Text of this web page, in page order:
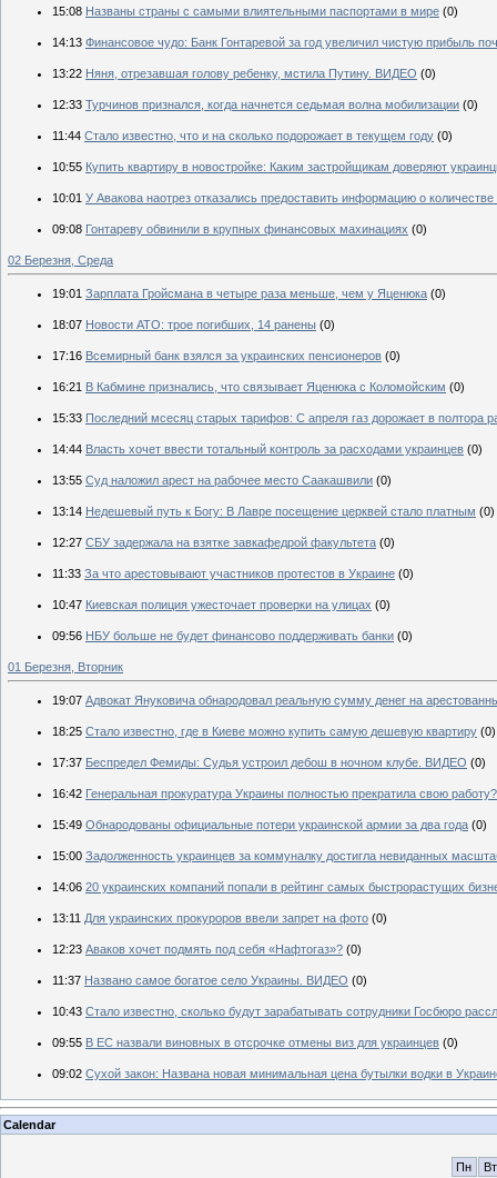
15:08 Названы страны с самыми влиятельными паспортами в мире (0)
14:13 Финансовое чудо: Банк Гонтаревой за год увеличил чистую прибыль
13:22 Няня, отрезавшая голову ребенку, мстила Путину. ВИДЕО (0)
12:33 Турчинов признался, когда начнется седьмая волна мобилизации (0)
11:44 Стало известно, что и на сколько подорожает в текущем году (0)
10:55 Купить квартиру в новостройке: Каким застройщикам доверяют
10:01 У Авакова наотрез отказались предоставить информацию о
09:08 Гонтареву обвинили в крупных финансовых махинациях (0)
02 Березня, Среда
19:01 Зарплата Гройсмана в четыре раза меньше, чем у Яценюка (0)
18:07 Новости АТО: трое погибших, 14 ранены (0)
17:16 Всемирный банк взялся за украинских пенсионеров (0)
16:21 В Кабмине признались, что связывает Яценюка с Коломойским (0)
15:33 Последний мсесяц старых тарифов: С апреля газ дорожает в полтора
14:44 Власть хочет ввести тотальный контроль за расходами украинцев (0)
13:55 Суд наложил арест на рабочее место Саакашвили (0)
13:14 Недешевый путь к Богу: В Лавре посещение церквей стало платным (0)
12:27 СБУ задержала на взятке завкафедрой факультета (0)
11:33 За что арестовывают участников протестов в Украине (0)
10:47 Киевская полиция ужесточает проверки на улицах (0)
09:56 НБУ больше не будет финансово поддерживать банки (0)
01 Березня, Вторник
19:07 Адвокат Януковича обнародовал реальную сумму денег на
18:25 Стало известно, где в Киеве можно купить самую дешевую квартиру (0)
17:37 Беспредел Фемиды: Судья устроил дебош в ночном клубе. ВИДЕО (0)
16:42 Генеральная прокуратура Украины полностью прекратила свою работу?
15:49 Обнародованы официальные потери украинской армии за два года (0)
15:00 Задолженность украинцев за коммуналку достигла невиданных
14:06 20 украинских компаний попали в рейтинг самых быстрорастущих
13:11 Для украинских прокуроров ввели запрет на фото (0)
12:23 Аваков хочет подмять под себя «Нафтогаз»? (0)
11:37 Названо самое богатое село Украины. ВИДЕО (0)
10:43 Стало известно, сколько будут зарабатывать сотрудники Госбюро
09:55 В ЕС назвали виновных в отсрочке отмены виз для украинцев (0)
09:02 Сухой закон: Названа новая минимальная цена бутылки водки в
Calendar
Пн
Вт